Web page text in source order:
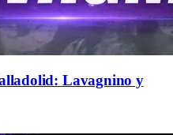
Lavagnino y